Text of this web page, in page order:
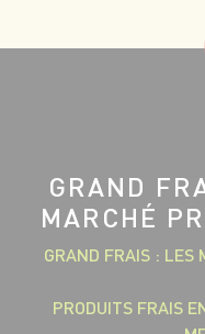
GRAND
MARCHÉ
GRAND FRAIS : LES
PRODUITS FRAIS